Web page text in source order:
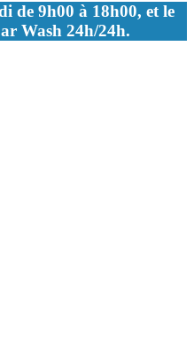
de 9h00 à 18h00, et le
Wash 24h/24h.